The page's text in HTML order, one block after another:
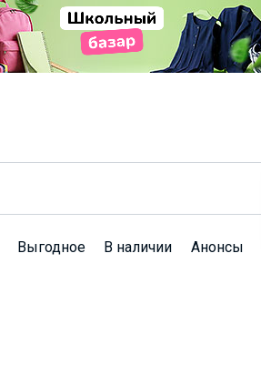
Выгодное В наличии Анонсы